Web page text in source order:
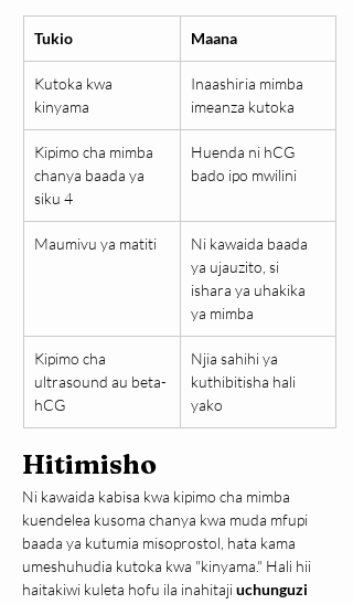
Tukio Maana
Kutoka kwa
kinyama
Inaashiria mimba
imeanza kutoka
Kipimo cha mimba
chanya baada ya
siku 4
Huenda ni hCG
bado ipo mwilini
Maumivu ya matiti
Ni kawaida baada
ya ujauzito, si
ishara ya uhakika
ya mimba
Kipimo cha
ultrasound au beta-
hCG
Njia sahihi ya
kuthibitisha hali
yako
Hitimisho
Ni kawaida kabisa kwa kipimo cha mimba
kuendelea kusoma chanya kwa muda mfupi
baada ya kutumia misoprostol, hata kama
umeshuhudia kutoka kwa "kinyama." Hali hii
haitakiwi kuleta hofu ila inahitaji uchunguzi